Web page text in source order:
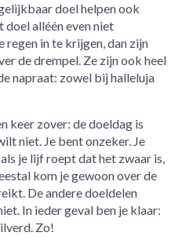
doel helpen ook
alléén even niet
regen in te krijgen, dan zijn
de drempel. Ze zijn ook heel
napraat: zowel bij halleluja
keer zover: de doeldag is
niet. Je bent onzeker. Je
je lijf roept dat het zwaar is,
kom je gewoon over de
De andere doeldelen
In ieder geval ben je klaar:
Zo!